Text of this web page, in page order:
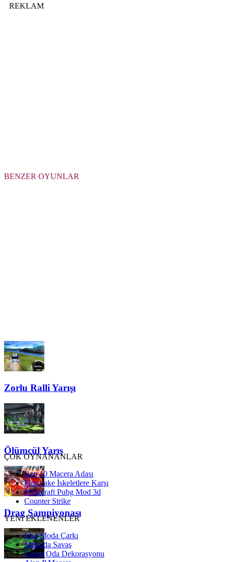
REKLAM
BENZER OYUNLAR
Zorlu Ralli Yarışı
Ölümcül Yarış
Drag Şampiyonası
ÇOK OYNANANLAR
Ben 10 Macera Adası
Finn Jake İskeletlere Karşı
Minecraft Pubg Mod 3d
Counter Strike
YENİ EKLENENLER
Elsa Moda Çarkı
Metroda Savaş
Gwen Oda Dekorasyonu